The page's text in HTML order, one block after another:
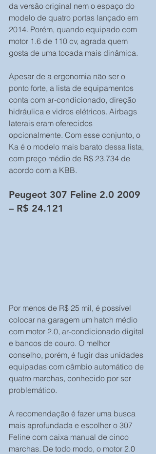
da versão original nem o espaço do
modelo de quatro portas lançado em
2014. Porém, quando equipado com
motor 1.6 de 110 cv, agrada quem
gosta de uma tocada mais dinâmica.
Apesar de a ergonomia não ser o
ponto forte, a lista de equipamentos
conta com ar-condicionado, direção
hidráulica e vidros elétricos. Airbags
laterais eram oferecidos
opcionalmente. Com esse conjunto, o
Ka é o modelo mais barato dessa lista,
com preço médio de R$ 23.734 de
acordo com a KBB.
Peugeot 307 Feline 2.0 2009
– R$ 24.121
Por menos de R$ 25 mil, é possível
colocar na garagem um hatch médio
com motor 2.0, ar-condicionado digital
e bancos de couro. O melhor
conselho, porém, é fugir das unidades
equipadas com câmbio automático de
quatro marchas, conhecido por ser
problemático.
A recomendação é fazer uma busca
mais aprofundada e escolher o 307
Feline com caixa manual de cinco
marchas. De todo modo, o motor 2.0